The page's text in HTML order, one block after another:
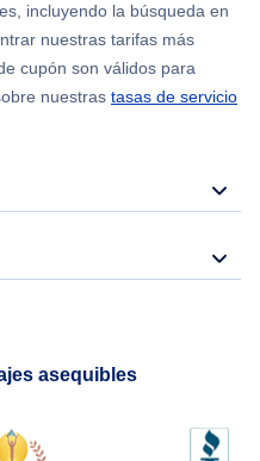
incluyendo la búsqueda en
nuestras tarifas más
cupón son válidos para
nuestras tasas de servicio
asequibles